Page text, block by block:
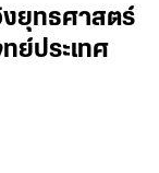
งยุทธศาสตร์
ย์ประเทศ